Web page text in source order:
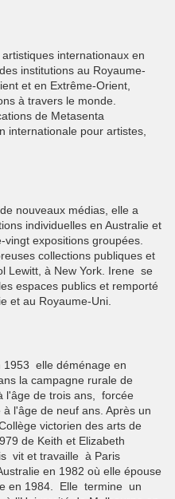
internationaux en
institutions au Royaume-
et en Extrême-Orient,
à travers le monde.
de Metasenta
internationale pour artistes,
nouveaux médias, elle a
individuelles en Australie et
expositions groupées.
collections publiques et
Lewitt, à New York. Irene se
espaces publics et remporté
et au Royaume-Uni.
1953 elle déménage en
la campagne rurale de
l'âge de trois ans, forcée
l'âge de neuf ans. Après un
victorien des arts de
de Keith et Elizabeth
vit et travaille à Paris
en 1982 où elle épouse
en 1984. Elle termine un